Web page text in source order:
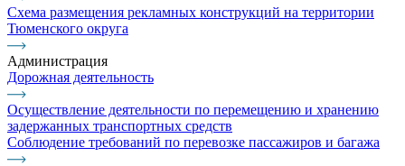
Схема размещения рекламных конструкций на территории
Тюменского округа
Администрация
Дорожная деятельность
Осуществление деятельности по перемещению и хранению
задержанных транспортных средств
Соблюдение требований по перевозке пассажиров и багажа